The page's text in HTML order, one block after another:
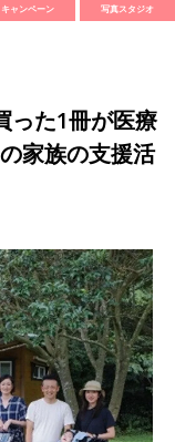
キャンペーン 写真スタジオ
った1冊が医療
家族の支援活